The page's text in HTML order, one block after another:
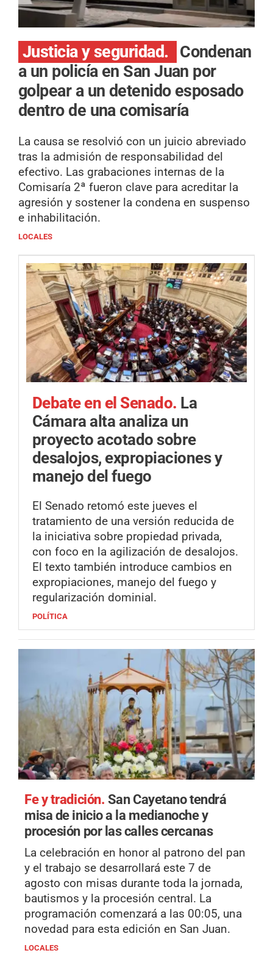
Justicia y seguridad.
Condenan
a un policía en San Juan por
golpear a un detenido esposado
dentro de una comisaría
La causa se resolvió con un juicio abreviado
tras la admisión de responsabilidad del
efectivo. Las grabaciones internas de la
Comisaría 2ª fueron clave para acreditar la
agresión y sostener la condena en suspenso
e inhabilitación.
LOCALES
Debate en el Senado. La
Cámara alta analiza un
proyecto acotado sobre
desalojos, expropiaciones y
manejo del fuego
El Senado retomó este jueves el
tratamiento de una versión reducida de
la iniciativa sobre propiedad privada,
con foco en la agilización de desalojos.
El texto también introduce cambios en
expropiaciones, manejo del fuego y
regularización dominial.
POLÍTICA
Fe y tradición. San Cayetano tendrá
misa de inicio a la medianoche y
procesión por las calles cercanas
La celebración en honor al patrono del pan
y el trabajo se desarrollará este 7 de
agosto con misas durante toda la jornada,
bautismos y la procesión central. La
programación comenzará a las 00:05, una
novedad para esta edición en San Juan.
LOCALES